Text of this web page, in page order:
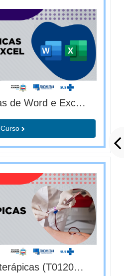
Noções Básicas de Word e Excel (T01/2026)
Curso
Rotinas Hemoterápicas (T012025) - autoinstrucional